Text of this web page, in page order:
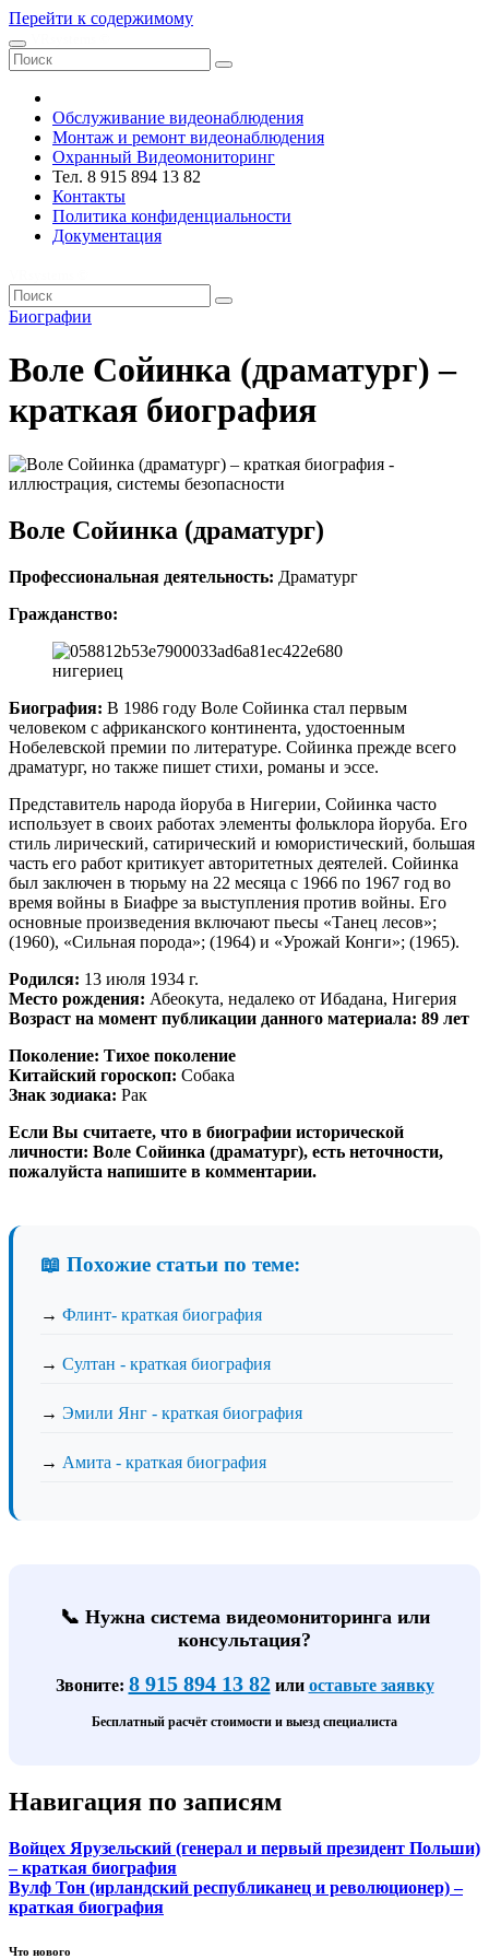
Перейти к содержимому
Обслуживание видеонаблюдения
Монтаж и ремонт видеонаблюдения
Охранный Видеомониторинг
Тел. 8 915 894 13 82
Контакты
Политика конфиденциальности
Документация
Биографии
Воле Сойинка (драматург) –
краткая биография
Воле Сойинка (драматург)
Профессиональная деятельность: Драматург
Гражданство:
нигериец
Биография: В 1986 году Воле Сойинка стал первым
человеком с африканского континента, удостоенным
Нобелевской премии по литературе. Сойинка прежде всего
драматург, но также пишет стихи, романы и эссе.
Представитель народа йоруба в Нигерии, Сойинка часто
использует в своих работах элементы фольклора йоруба. Его
стиль лирический, сатирический и юмористический, большая
часть его работ критикует авторитетных деятелей. Сойинка
был заключен в тюрьму на 22 месяца с 1966 по 1967 год во
время войны в Биафре за выступления против войны. Его
основные произведения включают пьесы «Танец лесов»;
(1960), «Сильная порода»; (1964) и «Урожай Конги»; (1965).
Родился: 13 июля 1934 г.
Место рождения: Абеокута, недалеко от Ибадана, Нигерия
Возраст на момент публикации данного материала: 89 лет
Поколение: Тихое поколение
Китайский гороскоп: Собака
Знак зодиака: Рак
Если Вы считаете, что в биографии исторической
личности: Воле Сойинка (драматург), есть неточности,
пожалуйста напишите в комментарии.
📖 Похожие статьи по теме:
→ Флинт- краткая биография
→ Султан - краткая биография
→ Эмили Янг - краткая биография
→ Амита - краткая биография
📞 Нужна система видеомониторинга или
консультация?
Звоните: 8 915 894 13 82или оставьте заявку
Бесплатный расчёт стоимости и выезд специалиста
Навигация по записям
Войцех Ярузельский (генерал и первый президент Польши)
– краткая биография
Вулф Тон (ирландский республиканец и революционер) –
краткая биография
Что нового